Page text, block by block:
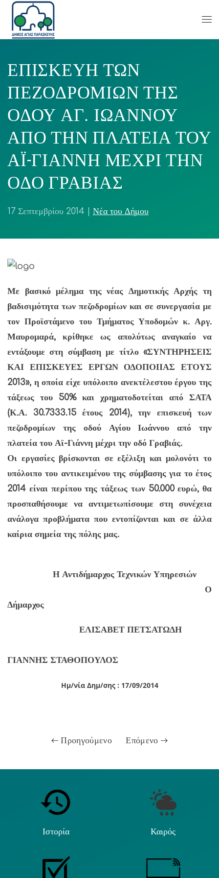
ΕΠΙΣΚΕΥΗ ΤΩΝ
ΠΕΖΟΔΡΟΜΙΩΝ ΤΗΣ
ΟΔΟΥ ΑΓ. ΙΩΑΝΝΟΥ
ΑΠΟ ΤΗΝ ΠΛΑΤΕΙΑ ΤΟΥ
ΑΪ-ΓΙΑΝΝΗ ΜΕΧΡΙ ΤΗΝ
ΟΔΟ ΓΡΑΒΙΑΣ
17 Σεπτεμβρίου 2014 Νέα του Δήμου
Με βασικό μέλημα της νέας Δημοτικής Αρχής τη
βαδισιμότητα των πεζοδρομίων και σε συνεργασία με
τον Προϊστάμενο του Τμήματος Υποδομών κ. Αργ.
Μαυρομαρά, κρίθηκε ως απολύτως αναγκαίο να
εντάξουμε στη σύμβαση με τίτλο «ΣΥΝΤΗΡΗΣΕΙΣ
ΚΑΙ ΕΠΙΣΚΕΥΕΣ ΕΡΓΩΝ ΟΔΟΠΟΙΙΑΣ ΕΤΟΥΣ
2013», η οποία είχε υπόλοιπο ανεκτέλεστου έργου της
τάξεως του 50% και χρηματοδοτείται από ΣΑΤΑ
(Κ.Α. 30.7333.15 έτους 2014), την επισκευή των
πεζοδρομίων της οδού Αγίου Ιωάννου από την
πλατεία του Αϊ-Γιάννη μέχρι την οδό Γραβιάς.
Οι εργασίες βρίσκονται σε εξέλιξη και μολονότι το
υπόλοιπο του αντικειμένου της σύμβασης για το έτος
2014 είναι περίπου της τάξεως των 50.000 ευρώ, θα
προσπαθήσουμε να αντιμετωπίσουμε στη συνέχεια
ανάλογα προβλήματα που εντοπίζονται και σε άλλα
καίρια σημεία της πόλης μας.
Η Αντιδήμαρχος Τεχνικών Υπηρεσιών
Ο
Δήμαρχος
ΕΛΙΣΑΒΕΤ ΠΕΤΣΑΤΩΔΗ
ΓΙΑΝΝΗΣ ΣΤΑΘΟΠΟΥΛΟΣ
Ημ/νία Δημ/σης : 17/09/2014
Προηγούμενο Επόμενο
Ιστορία Καιρός